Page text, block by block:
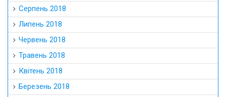
Серпень 2018
Липень 2018
Червень 2018
Травень 2018
Квітень 2018
Березень 2018